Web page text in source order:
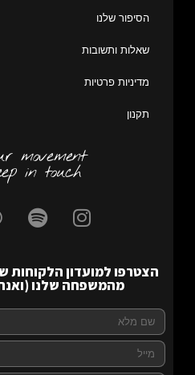
הסיפור שלנו
שאלות ותשובות
מדיניות פרטיות
תקנון
movement
in touch
הצטרפו למועדון הלקוחות
מהמשפחה שלנו